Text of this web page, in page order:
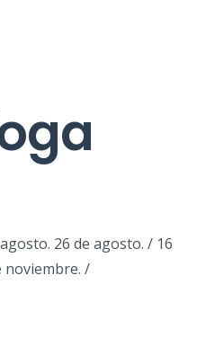
26 de agosto. / 16
noviembre. /
Playa Chica